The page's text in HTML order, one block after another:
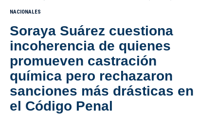
NACIONALES
Soraya Suárez cuestiona
incoherencia de quienes
promueven castración
química pero rechazaron
sanciones más drásticas en
el Código Penal